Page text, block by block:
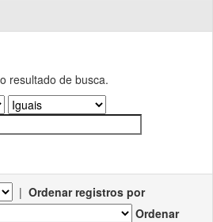
resultado de busca.
| Ordenar registros por
Ordenar